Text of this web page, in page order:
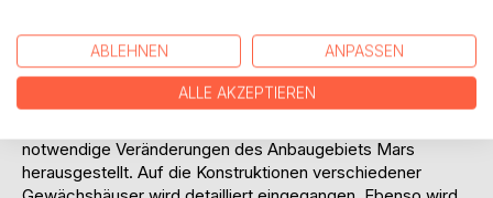
Nahrungsmittelproduktion auf dem Mars aussehen muß, da
ein Leben auf einer extraterrestrischen Station langfristig
nur finanzierbar sein wird, wenn geschlossene
bioregenerative Systeme zur Verfügung stehen. Dazu
notwendige Veränderungen des Anbaugebiets Mars
herausgestellt. Auf die Konstruktionen verschiedener
ABLEHNEN ANPASSEN
ALLE AKZEPTIEREN